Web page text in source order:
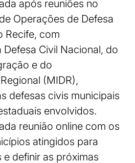
após reuniões no
Operações de Defesa
Recife, com
Civil Nacional, do
e do
(MIDR),
defesas civis municipais
envolvidos.
reunião online com os
atingidos para
e definir as próximas